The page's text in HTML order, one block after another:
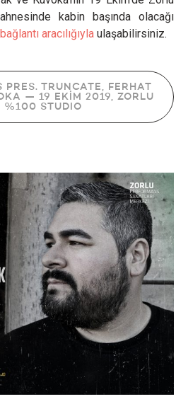
kabin başında olacağı
aracılığıyla ulaşabilirsiniz.
PRES. TRUNCATE, FERHAT
— 19 EKIM 2019, ZORLU
%100 STUDIO